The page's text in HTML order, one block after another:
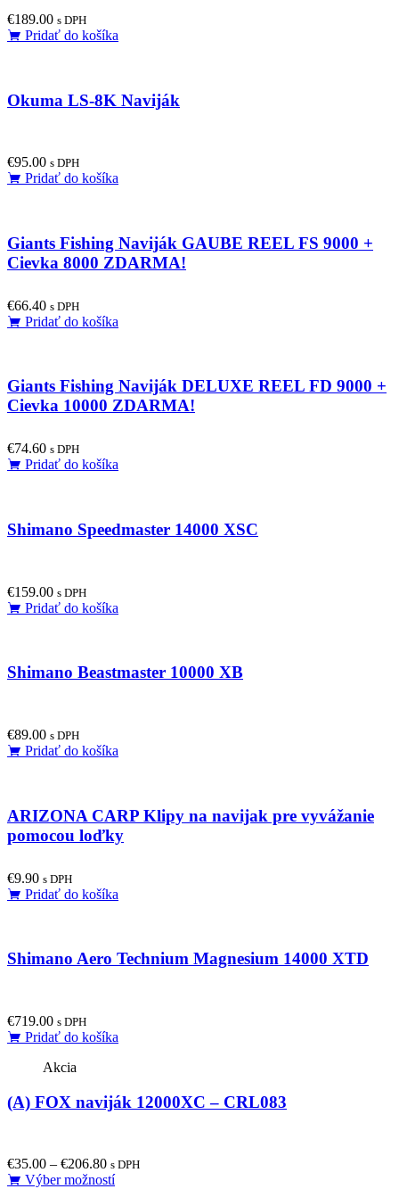
€189.00 s DPH
Pridať do košíka
Okuma LS-8K Naviják
€95.00 s DPH
Pridať do košíka
Giants Fishing Naviják GAUBE REEL FS 9000 +
Cievka 8000 ZDARMA!
€66.40 s DPH
Pridať do košíka
Giants Fishing Naviják DELUXE REEL FD 9000 +
Cievka 10000 ZDARMA!
€74.60 s DPH
Pridať do košíka
Shimano Speedmaster 14000 XSC
€159.00 s DPH
Pridať do košíka
Shimano Beastmaster 10000 XB
€89.00 s DPH
Pridať do košíka
ARIZONA CARP Klipy na navijak pre vyvážanie
pomocou loďky
€9.90 s DPH
Pridať do košíka
Shimano Aero Technium Magnesium 14000 XTD
€719.00 s DPH
Pridať do košíka
Akcia
(A) FOX naviják 12000XC – CRL083
€35.00 – €206.80 s DPH
Výber možnostíThis